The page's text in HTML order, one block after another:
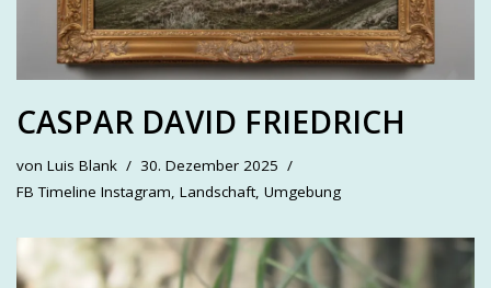
CASPAR DAVID FRIEDRICH
von Luis Blank
30. Dezember 2025
FB Timeline Instagram, Landschaft, Umgebung